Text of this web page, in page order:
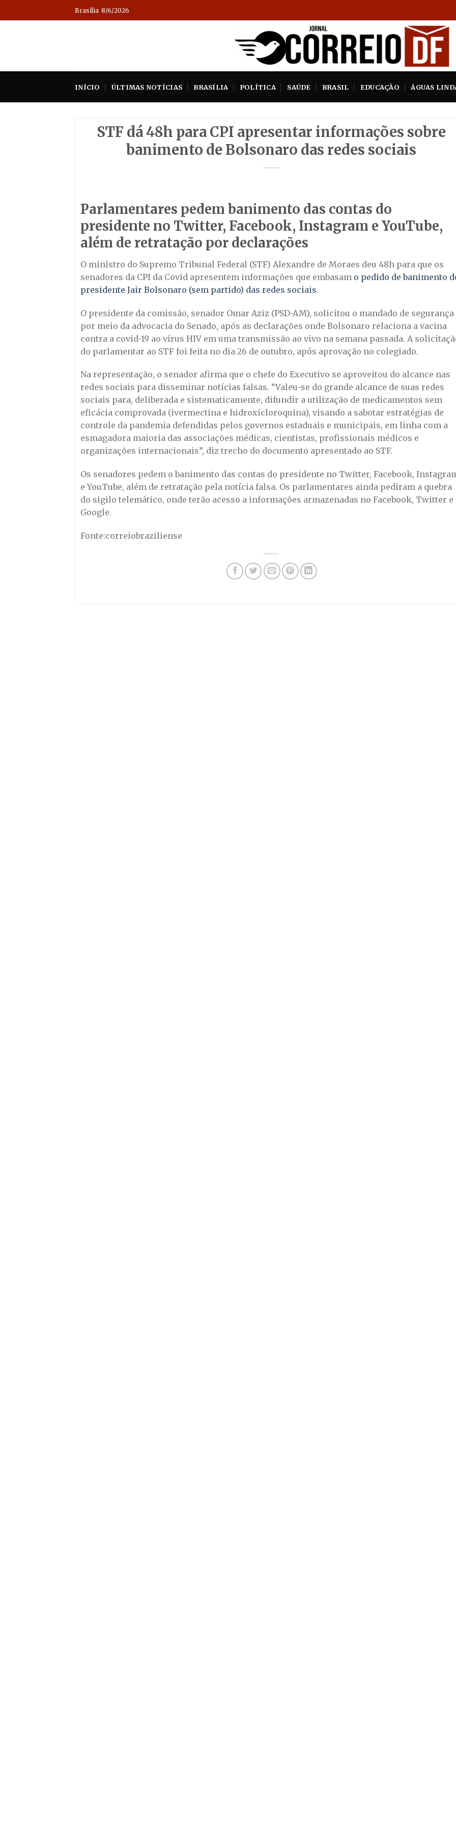
to
Brasília 8/6/2026
INÍCIO ÚLTIMAS NOTÍCIAS BRASÍLIA POLÍTICA SAÚDE BRASIL EDUCAÇÃO ÁGUAS
STF dá 48h para CPI apresentar informações sobre
banimento de Bolsonaro das redes sociais
Parlamentares pedem banimento das contas do
presidente no Twitter, Facebook, Instagram e YouTube,
além de retratação por declarações
O ministro do Supremo Tribunal Federal (STF) Alexandre de Moraes deu 48h para que os
senadores da CPI da Covid apresentem informações que embasam o pedido de banimento
presidente Jair Bolsonaro (sem partido) das redes sociais.
O presidente da comissão, senador Omar Aziz (PSD-AM), solicitou o mandado de segurança
por meio da advocacia do Senado, após as declarações onde Bolsonaro relaciona a vacina
contra a covid-19 ao vírus HIV em uma transmissão ao vivo na semana passada. A
do parlamentar ao STF foi feita no dia 26 de outubro, após aprovação no colegiado.
Na representação, o senador afirma que o chefe do Executivo se aproveitou do alcance nas
redes sociais para disseminar notícias falsas. “Valeu-se do grande alcance de suas redes
sociais para, deliberada e sistematicamente, difundir a utilização de medicamentos sem
eficácia comprovada (ivermectina e hidroxicloroquina), visando a sabotar estratégias de
controle da pandemia defendidas pelos governos estaduais e municipais, em linha com a
esmagadora maioria das associações médicas, cientistas, profissionais médicos e
organizações internacionais”, diz trecho do documento apresentado ao STF.
Os senadores pedem o banimento das contas do presidente no Twitter, Facebook,
e YouTube, além de retratação pela notícia falsa. Os parlamentares ainda pediram a quebra
do sigilo telemático, onde terão acesso a informações armazenadas no Facebook, Twitter e
Google.
Fonte:correiobraziliense